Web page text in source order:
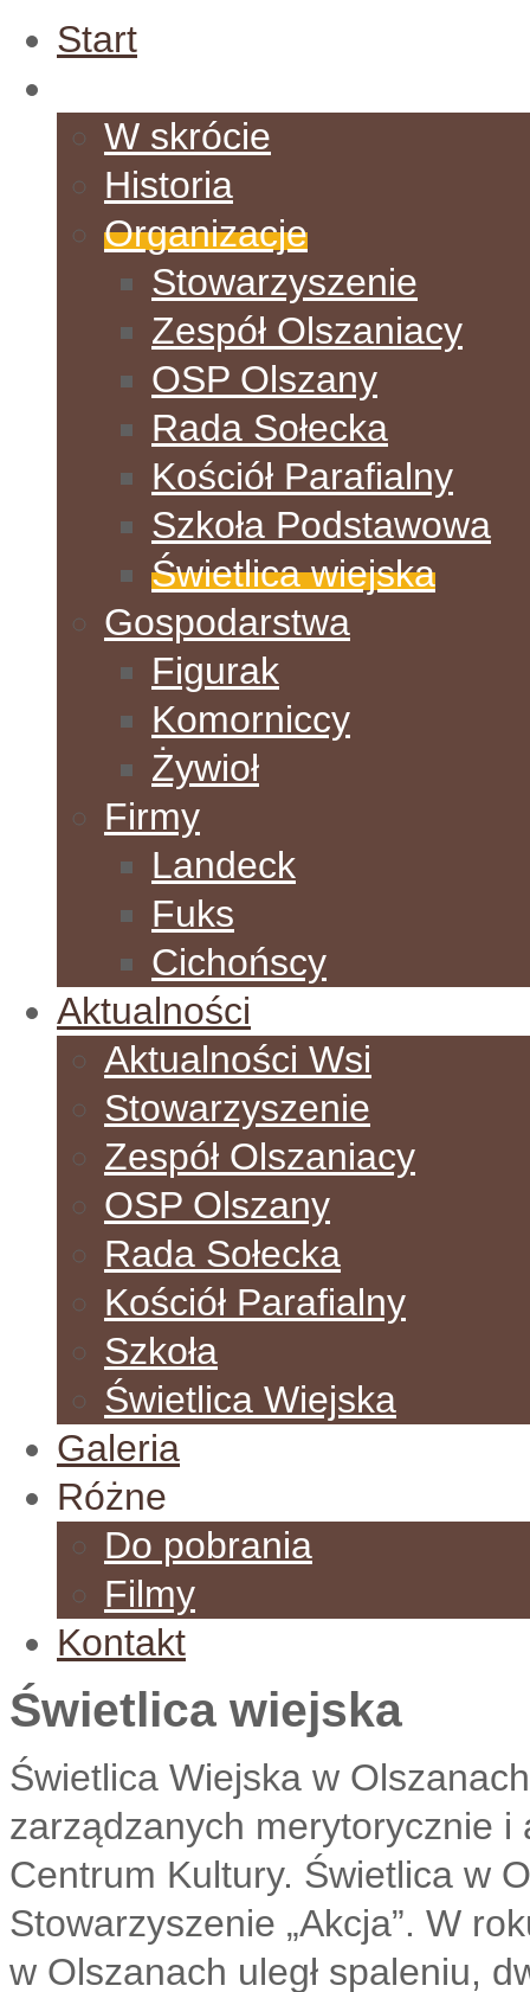
Start
W skrócie
Historia
Organizacje
Stowarzyszenie
Zespół Olszaniacy
OSP Olszany
Rada Sołecka
Kościół Parafialny
Szkoła Podstawowa
Świetlica wiejska
Gospodarstwa
Figurak
Komorniccy
Żywioł
Firmy
Landeck
Fuks
Cichońscy
Aktualności
Aktualności Wsi
Stowarzyszenie
Zespół Olszaniacy
OSP Olszany
Rada Sołecka
Kościół Parafialny
Szkoła
Świetlica Wiejska
Galeria
Różne
Do pobrania
Filmy
Kontakt
Świetlica wiejska
Świetlica Wiejska w
zarządzanych merytorycznie
Centrum Kultury. Świetlica w
Stowarzyszenie „Akcja”. W
w Olszanach uległ spaleniu,